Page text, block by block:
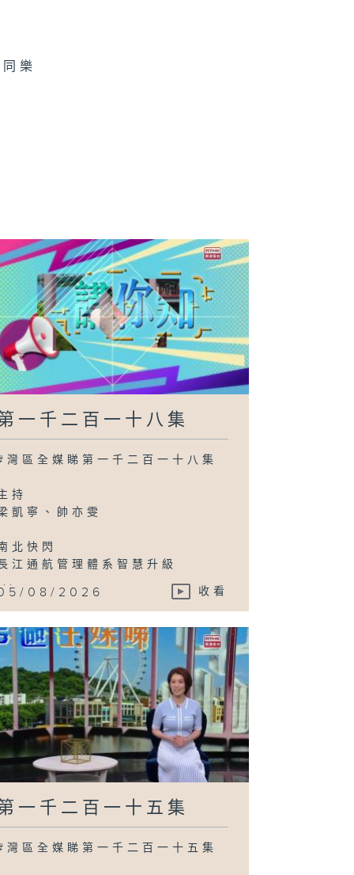
樂
一千二百一十八集
灣區全媒睇第一千二百一十八集
持
凱寧、帥亦雯
北快閃
江通航管理體系智慧升級
08/2026 收看
一千二百一十五集
灣區全媒睇第一千二百一十五集